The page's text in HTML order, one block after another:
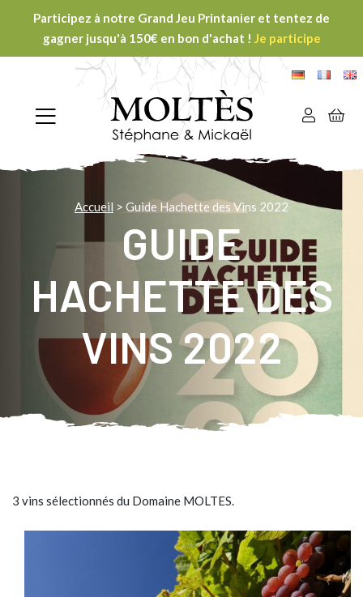
Participez à notre Grand Jeu Printanier et tentez de
gagner jusqu'à 150€ en bon d'achat ! Je participe
Accueil > Guide Hachette des Vins 2022
GUIDE
HACHETTE DES
VINS 2022
3 vins sélectionnés du Domaine MOLTES.